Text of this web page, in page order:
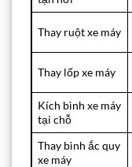
Thay ruột xe máy
Thay lốp xe máy
Kích bình xe máy
tại chỗ
Thay bình ắc quy
xe máy